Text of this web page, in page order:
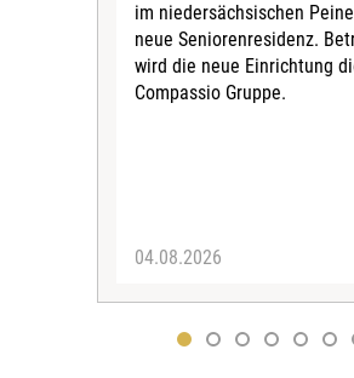
im niedersächsischen
neue Seniorenresidenz.
wird die neue Einrichtung
Compassio Gruppe.
04.08.2026